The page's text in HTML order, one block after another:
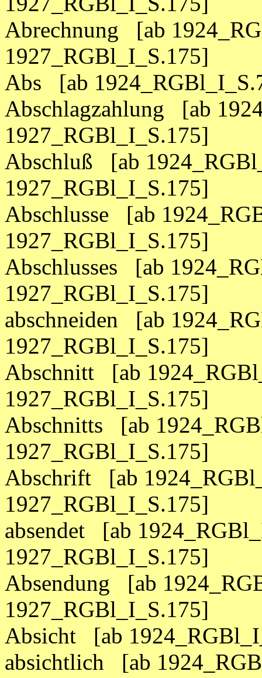
Abrechnung [ab
1927_RGBl_I_S.175]
Abs [ab
Abschlagzahlung [ab
1927_RGBl_I_S.175]
Abschluß [ab
1927_RGBl_I_S.175]
Abschlusse [ab
1927_RGBl_I_S.175]
Abschlusses [ab
1927_RGBl_I_S.175]
abschneiden [ab
1927_RGBl_I_S.175]
Abschnitt [ab
1927_RGBl_I_S.175]
Abschnitts [ab
1927_RGBl_I_S.175]
Abschrift [ab
1927_RGBl_I_S.175]
absendet [ab
1927_RGBl_I_S.175]
Absendung [ab
1927_RGBl_I_S.175]
Absicht [ab
absichtlich [ab